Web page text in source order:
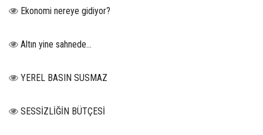
Ekonomi nereye gidiyor?
Altın yine sahnede…
YEREL BASIN SUSMAZ
SESSİZLİĞİN BÜTÇESİ